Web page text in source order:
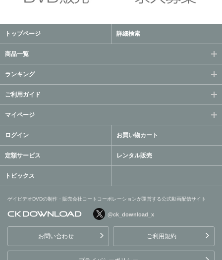
トップページ 詳細検索
商品一覧
ランキング
ご利用ガイド
マイページ
ログイン お買い物カート
定額サービス レンタル販売
トピックス
ゲイビデオDVDの制作・販売会社コートコーポレーションが運営する公式動画配信サイト
ョンが運営する公式動画配
信サイト
@ck_download_x
お問い合わせ ご利用規約